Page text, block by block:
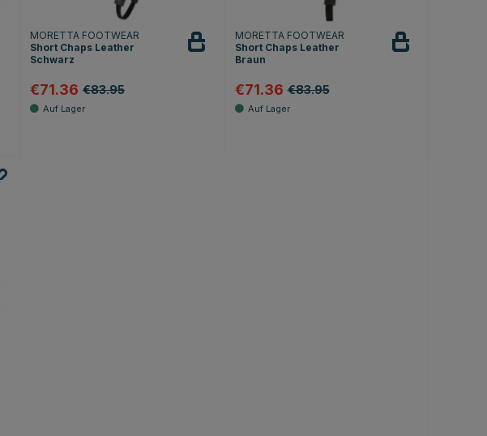
MORETTA FOOTWEAR
Short Chaps Leather
Schwarz
€71.36 €83.95
MORETTA FOOTWEAR
Short Chaps Leather
Braun
€71.36 €83.95